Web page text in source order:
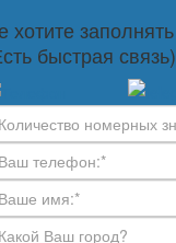
хотите
быстрая